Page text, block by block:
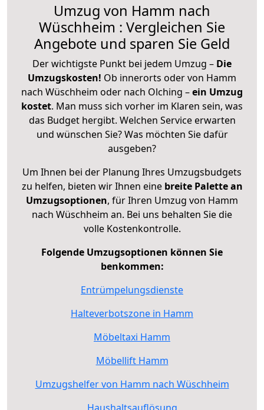
Umzug von Hamm nach
Wüschheim : Vergleichen Sie
Angebote und sparen Sie Geld
Der wichtigste Punkt bei jedem Umzug – Die
Umzugskosten! Ob innerorts oder von Hamm
nach Wüschheim oder nach Olching –ein Umzug
kostet. Man muss sich vorher im Klaren sein, was
das Budget hergibt. Welchen Service erwarten
und wünschen Sie? Was möchten Sie dafür
ausgeben?
Um Ihnen bei der Planung Ihres Umzugsbudgets
zu helfen, bieten wir Ihnen eine breite Palette an
Umzugsoptionen, für Ihren Umzug von Hamm
nach Wüschheim an. Bei uns behalten Sie die
volle Kostenkontrolle.
Folgende Umzugsoptionen können Sie
benkommen:
Entrümpelungsdienste
Halteverbotszone in Hamm
Möbeltaxi Hamm
Möbellift Hamm
Umzugshelfer von Hamm nach Wüschheim